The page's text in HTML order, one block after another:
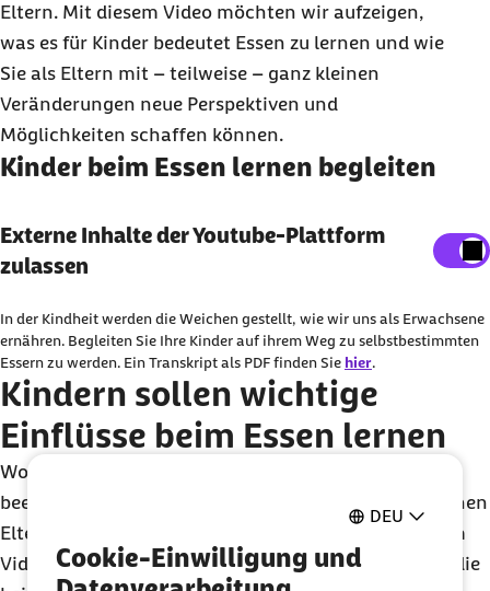
DEU
Cookie-Einwilligung und
Eltern. Mit diesem Video möchten wir aufzeigen,
was es für Kinder bedeutet Essen zu lernen und wie
Sie als Eltern mit – teilweise – ganz kleinen
Veränderungen neue Perspektiven und
Möglichkeiten schaffen können.
Kinder beim Essen lernen begleiten
Externe Inhalte der Youtube-Plattform anzeigen
Sie können an dieser Stelle einstellen, alle externe
Ich bin damit einverstanden, dass personenbezogene
Daten an Drittplattform übermittelt werden. Mehr dazu
in unserer Datenschutzerklärung .
Externe Inhalte der Youtube-Plattform
zulassen
In der Kindheit werden die Weichen gestellt, wie wir uns als Erwachsene
ernähren. Begleiten Sie Ihre Kinder auf ihrem Weg zu selbstbestimmten
Essern zu werden. Ein Transkript als PDF finden Sie hier.
Kindern sollen wichtige
Einflüsse beim Essen lernen
Wodurch wird das Essverhalten von Kindern
beeinflusst? Wie lernen Kinder das Essen und wie gehen
Eltern mit Vorlieben und Abneigungen um? In diesem
Video stellen wir fünf zentrale Einflussfaktoren vor, die